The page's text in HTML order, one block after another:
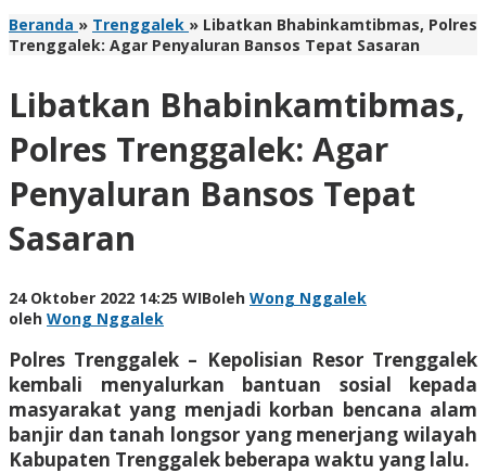
Beranda » Trenggalek » Libatkan Bhabinkamtibmas, Polres
Trenggalek: Agar Penyaluran Bansos Tepat Sasaran
Libatkan Bhabinkamtibmas,
Polres Trenggalek: Agar
Penyaluran Bansos Tepat
Sasaran
24 Oktober 2022 14:25 WIBoleh Wong Nggalek
oleh Wong Nggalek
Polres Trenggalek – Kepolisian Resor Trenggalek
kembali menyalurkan bantuan sosial kepada
masyarakat yang menjadi korban bencana alam
banjir dan tanah longsor yang menerjang wilayah
Kabupaten Trenggalek beberapa waktu yang lalu.